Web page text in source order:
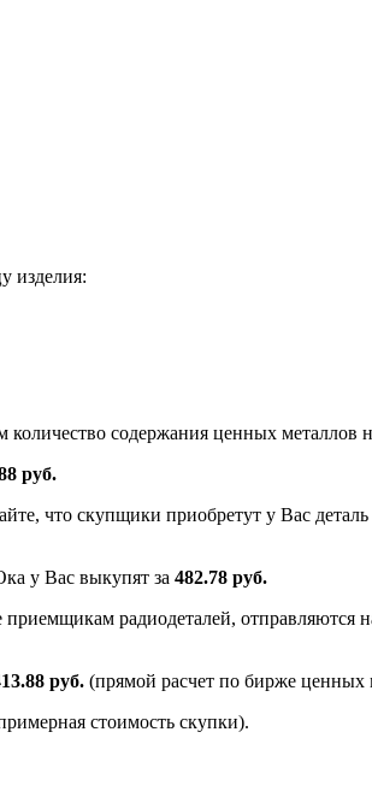
изделия:
содержания ценных металлов
руб.
что скупщики приобретут у Вас
у Вас выкупят за 482.78 руб.
радиодеталей, отправляются
руб. (прямой расчет по бирже ценных
стоимость скупки).